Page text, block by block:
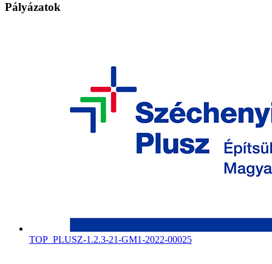
Pályázatok
TOP_PLUSZ-1.2.3-21-GM1-2022-00025